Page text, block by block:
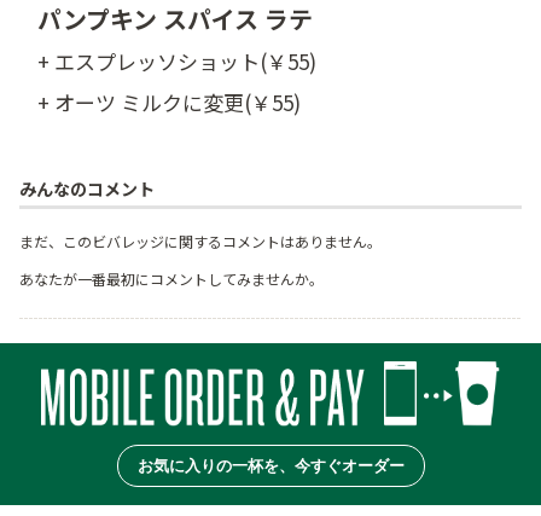
パンプキン スパイス ラテ
+ エスプレッソショット(￥55)
+ オーツ ミルクに変更(￥55)
みんなのコメント
まだ、このビバレッジに関するコメントはありません。
あなたが一番最初にコメントしてみませんか。
お気に入りの一杯を、今すぐオーダー